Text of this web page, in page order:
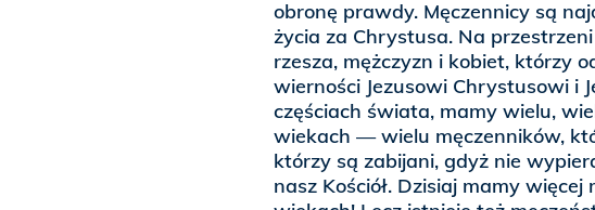
obronę prawdy. Męczennicy są
życia za Chrystusa. Na
rzesza, mężczyzn i kobiet, którzy
wierności Jezusowi Chrystusowi i
częściach świata, mamy wielu,
wiekach — wielu męczenników,
którzy są zabijani, gdyż nie
nasz Kościół. Dzisiaj mamy